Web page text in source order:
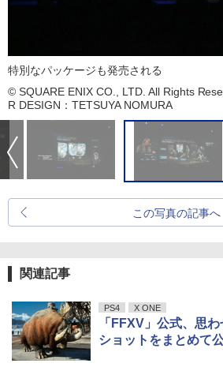
特別なパッケージも発売される
© SQUARE ENIX CO., LTD. All Rights
R DESIGN：TETSUYA NOMURA
この写真の記事へ
関連記事
PS4 X ONE
「FFXV」公式、思
ショットをまとめて